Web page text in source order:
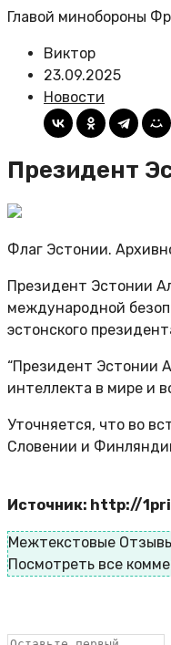
Главой минобороны
Виктор
23.09.2025
Новости
Президент
Флаг Эстонии.
Президент Эстонии
международной
эстонского
“Президент Эстонии
интеллекта в мире и
Уточняется, что во
Словении и
Источник: http://
Межтекстовые
Посмотреть все